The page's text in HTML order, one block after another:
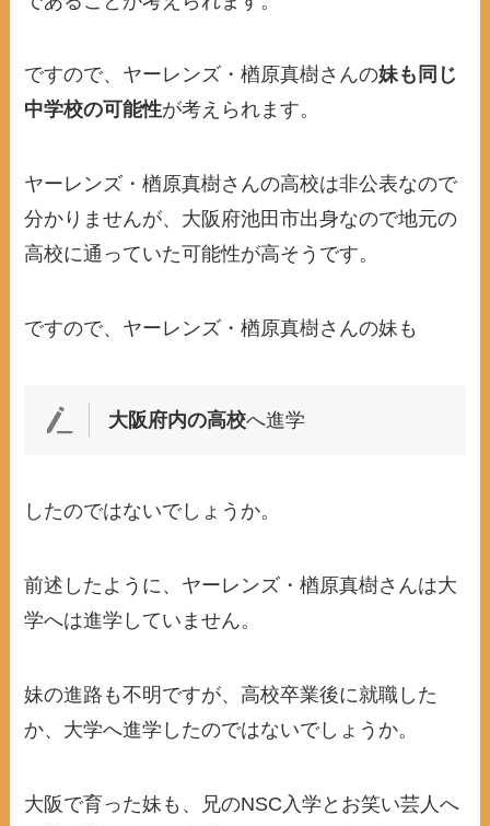
ですので、ヤーレンズ・楢原真樹さんの妹も同じ
中学校の可能性が考えられます。
ヤーレンズ・楢原真樹さんの高校は非公表なので
分かりませんが、大阪府池田市出身なので地元の
高校に通っていた可能性が高そうです。
ですので、ヤーレンズ・楢原真樹さんの妹も
大阪府内の高校へ進学
したのではないでしょうか。
前述したように、ヤーレンズ・楢原真樹さんは大
学へは進学していません。
妹の進路も不明ですが、高校卒業後に就職した
か、大学へ進学したのではないでしょうか。
大阪で育った妹も、兄のNSC入学とお笑い芸人へ